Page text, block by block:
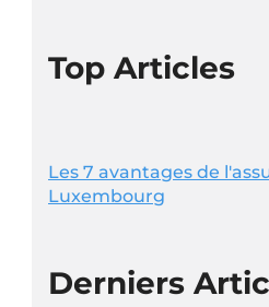
Top Articles
Les 7 avantages de
Luxembourg
Derniers